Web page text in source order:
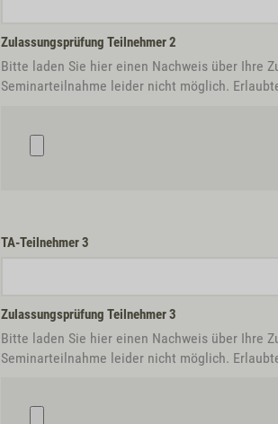
Zulassungsprüfung Teilnehmer 2
Bitte laden Sie hier einen Nachweis über Ihre
Seminarteilnahme leider nicht möglich.
TA-Teilnehmer 3
Zulassungsprüfung Teilnehmer 3
Bitte laden Sie hier einen Nachweis über Ihre
Seminarteilnahme leider nicht möglich.